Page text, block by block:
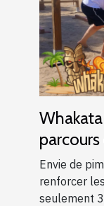
Envie de
renforcer
seulement